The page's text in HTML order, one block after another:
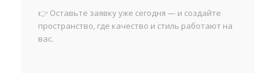
👉 Оставьте заявку уже сегодня — и создайте
пространство, где качество и стиль работают на
вас.